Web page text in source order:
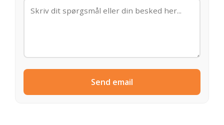
Send email